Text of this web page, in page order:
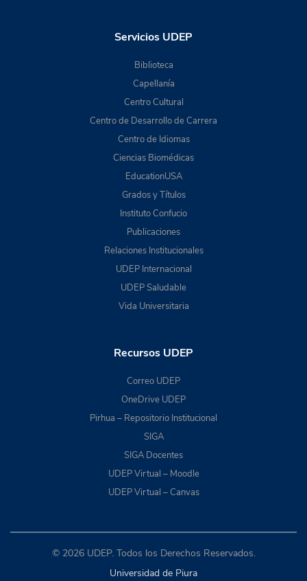
Servicios UDEP
Biblioteca
Capellanía
Centro Cultural
Centro de Desarrollo de Carrera
Centro de Idiomas
Ciencias Biomédicas
EducationUSA
Grados y Títulos
Instituto Confucio
Publicaciones
Relaciones Institucionales
UDEP Internacional
UDEP Saludable
Vida Universitaria
Recursos UDEP
Correo UDEP
OneDrive UDEP
Pirhua – Repositorio Institucional
SIGA
SIGA Docentes
UDEP Virtual – Moodle
UDEP Virtual – Canvas
© 2026 UDEP. Todos los Derechos Reservados.
Universidad de Piura